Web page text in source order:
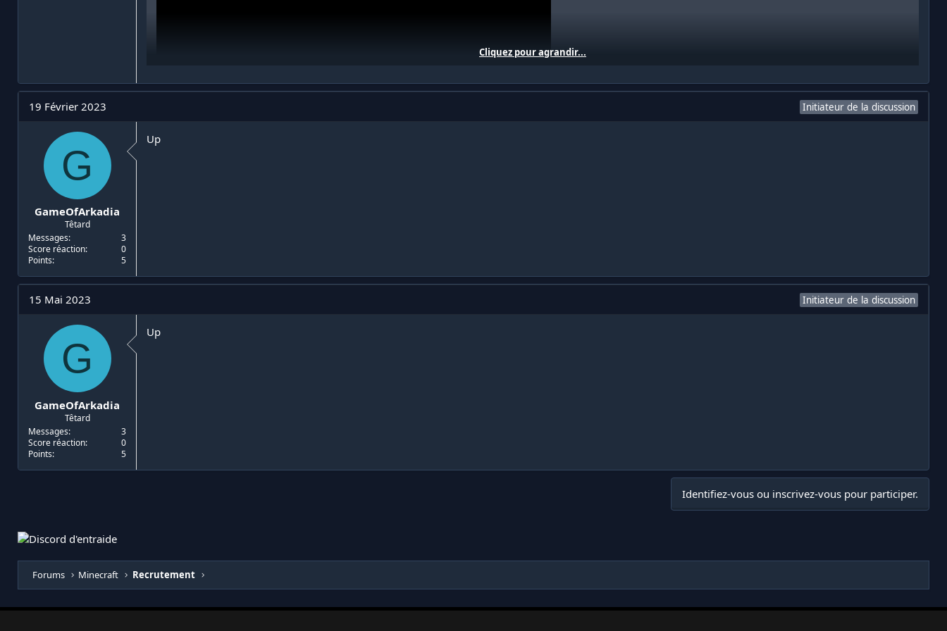
Cliquez pour agrandir...
19 Février 2023 Initiateur de la discussion
G
GameOfArkadia
Têtard
Messages
3
Score réaction
0
Points
5
Up
15 Mai 2023 Initiateur de la discussion
G
GameOfArkadia
Têtard
Messages
3
Score réaction
0
Points
5
Up
Identifiez-vous ou inscrivez-vous pour participer.
Forums Minecraft Recrutement